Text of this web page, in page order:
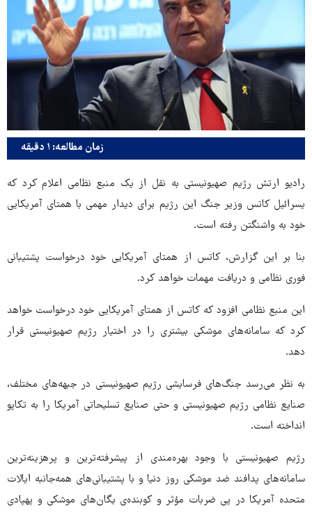
زمان مطالعه: ۱ دقیقه
رادیو ارتش رژیم صهیونیستی به نقل از یک منبع نظامی اعلام کرد که
یسرائیل کاتس وزیر جنگ این رژیم برای دیدار مهمی با همتای آمریکایی
خود به واشنگتن رفته است.
بنا بر این گزارش، کاتس از همتای آمریکایی خود درخواست پشتیبانی
فوری نظامی و دریافت مهمات خواهد کرد.
این منبع نظامی افزود که کاتس از همتای آمریکایی خود درخواست خواهد
کرد که سامانه‌های موشکی بیشتری را در اختیار رژیم صهیونیستی قرار
دهد.
به نظر می‌رسد جنگ‌های فرسایشی رژیم صهیونیستی در جبهه‌های مختلف،
صنایع نظامی رژیم صهیونیستی و حتی صنایع تسلیحاتی آمریکا را به تکاپو
انداخته است.
رژیم صهیونیستی با وجود بهره‌مندی از پیشرفته‌ترین و پرهزینه‌ترین
سامانه‌های پدافند ضد موشکی روز دنیا و با پشتیبانی‌های همه‌جانبه ایالات
متحده آمریکا در پی ضربات مؤثر و کوبنده‌ی یگان‌های موشکی و پهپادی